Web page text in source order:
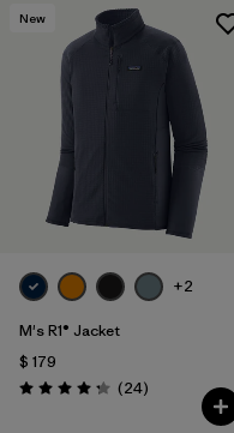
New
+2
M's R1® Jacket
$ 179
Valoración: 4.3 / 5
(24Comentarios
)